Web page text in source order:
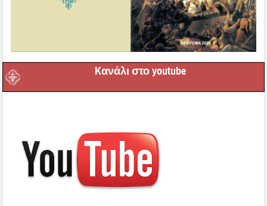
Kανάλι στο youtube